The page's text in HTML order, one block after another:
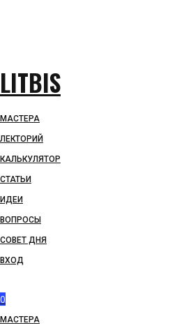
LITBIS
МАСТЕРА
ЛЕКТОРИЙ
КАЛЬКУЛЯТОР
СТАТЬИ
ИДЕИ
ВОПРОСЫ
СОВЕТ ДНЯ
ВХОД
0
МАСТЕРА